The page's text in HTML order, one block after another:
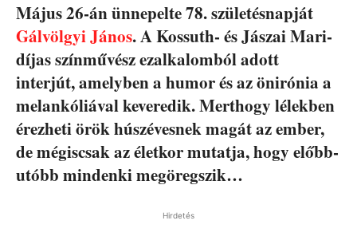
Május 26-án ünnepelte 78. születésnapját
Gálvölgyi János. A Kossuth- és Jászai Mari-
díjas színművész ezalkalomból adott
interjút, amelyben a humor és az önirónia a
melankóliával keveredik. Merthogy lélekben
érezheti örök húszévesnek magát az ember,
de mégiscsak az életkor mutatja, hogy előbb-
utóbb mindenki megöregszik…
Hirdetés